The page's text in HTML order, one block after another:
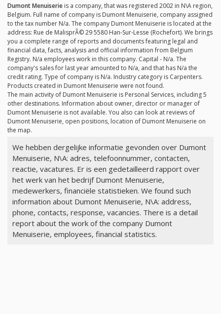
Dumont Menuiserie is a company, that was registered 2002 in N\A region,
Belgium. Full name of company is Dumont Menuiserie, company assigned
to the tax number N/a. The company Dumont Menuiserie is located at the
address: Rue de MalisprÃ© 29 5580 Han-Sur-Lesse (Rochefort). We brings
you a complete range of reports and documents featuring legal and
financial data, facts, analysis and official information from Belgium
Registry. N/a employees work in this company. Capital - N/a. The
company's sales for last year amounted to N/a, and that has N/a the
credit rating. Type of company is N/a. Industry category is Carpenters.
Products created in Dumont Menuiserie were not found.
The main activity of Dumont Menuiserie is Personal Services, including 5
other destinations. Information about owner, director or manager of
Dumont Menuiserie is not available. You also can look at reviews of
Dumont Menuiserie, open positions, location of Dumont Menuiserie on
the map.
We hebben dergelijke informatie gevonden over Dumont
Menuiserie, N\A: adres, telefoonnummer, contacten,
reactie, vacatures. Er is een gedetailleerd rapport over
het werk van het bedrijf Dumont Menuiserie,
medewerkers, financiële statistieken. We found such
information about Dumont Menuiserie, N\A: address,
phone, contacts, response, vacancies. There is a detail
report about the work of the company Dumont
Menuiserie, employees, financial statistics.